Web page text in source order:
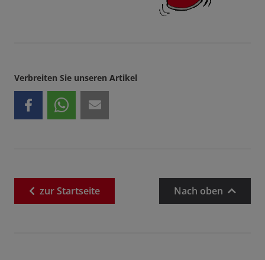
Verbreiten Sie unseren Artikel
zurStartseite Nach oben